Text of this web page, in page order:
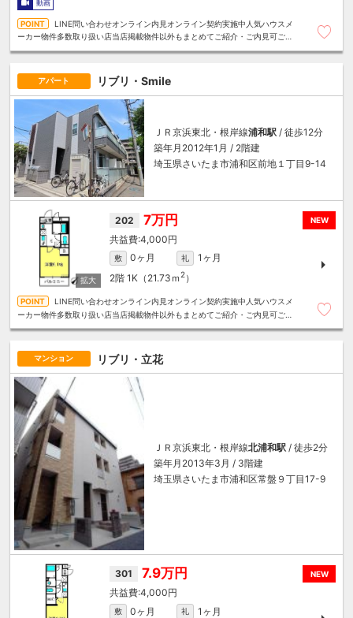
動画
LINE問い合わせオンライン内見オンライン契約実施中人気ハウスメ
ーカー物件多数取り扱い店当店掲載物件以外もまとめてご紹介・ご内見可ご予
アパート リブリ・Smile
ＪＲ京浜東北・根岸線浦和駅 / 徒歩12分
築年月2012年1月 / 2階建
埼玉県さいたま市浦和区前地１丁目9-14
NEW
202 7万円
4,000円
敷 0ヶ月 礼
1ヶ月
2階 1K（21.73ｍ 2）
LINE問い合わせオンライン内見オンライン契約実施中人気ハウスメ
ーカー物件多数取り扱い店当店掲載物件以外もまとめてご紹介・ご内見可ご予
マンション リブリ・立花
ＪＲ京浜東北・根岸線北浦和駅 / 徒歩2分
築年月2013年3月 / 3階建
埼玉県さいたま市浦和区常盤９丁目17-9
NEW
301 7.9万円
4,000円
敷 0ヶ月 礼
1ヶ月